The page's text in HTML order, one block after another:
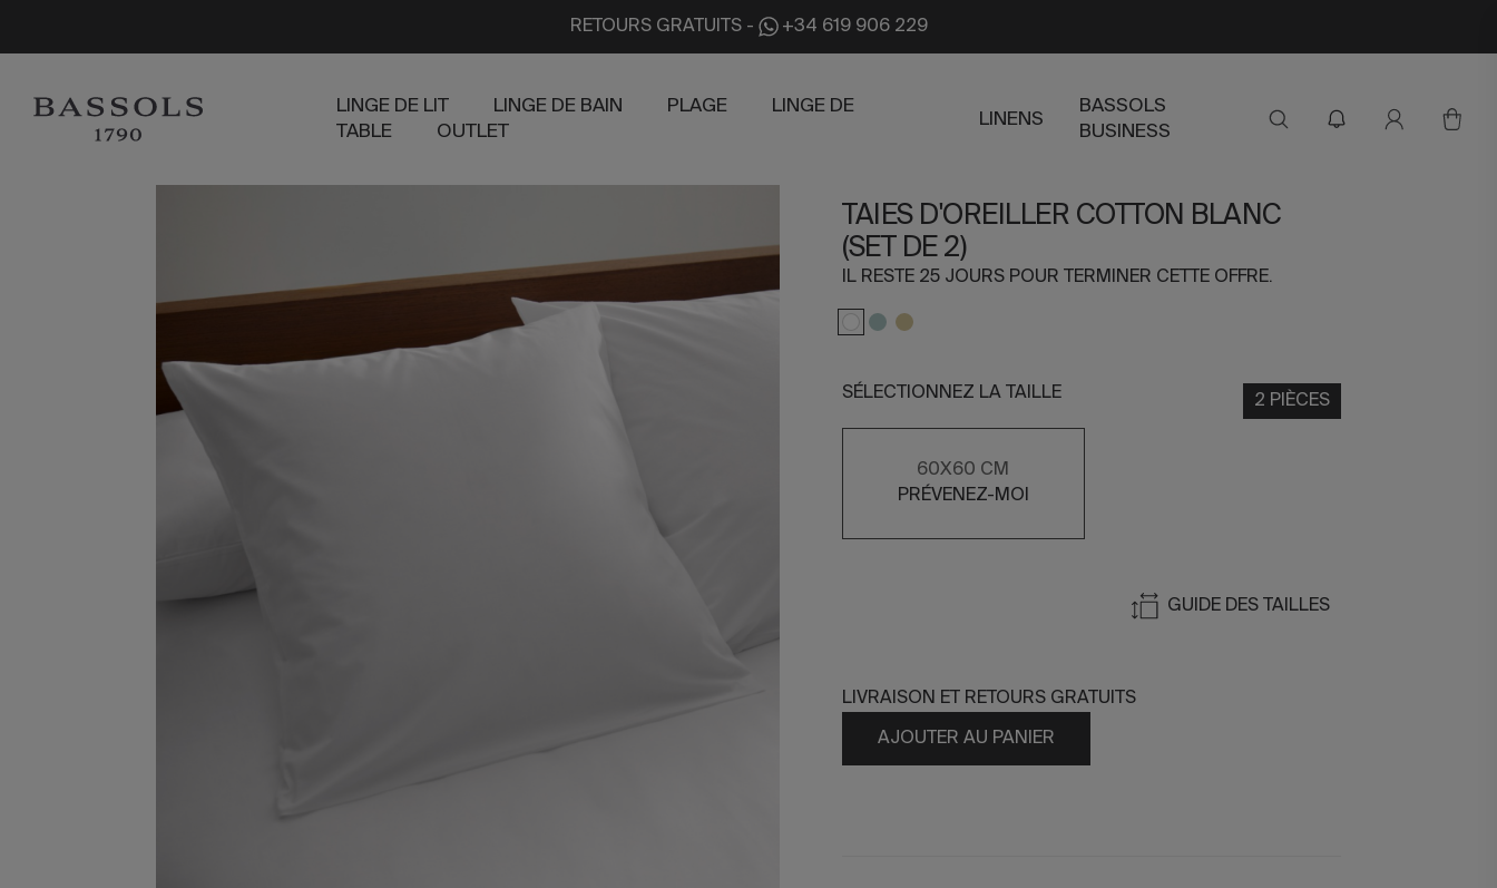
RETOURS GRATUITS- +34 619 906 229
LINGE DE LIT LINGE DE BAIN PLAGE
LINGE DE
TABLE
OUTLET
LINENS
BASSOLS
BUSINESS
TAIES D'OREILLER COTTON BLANC
(SET DE 2)
IL RESTE 25 JOURS POUR TERMINER CETTE OFFRE.
SÉLECTIONNEZ LA TAILLE 2 PIÈCES
60X60 CM
PRÉVENEZ-MOI
GUIDE DES TAILLES
LIVRAISON ET RETOURS GRATUITS
AJOUTER AU PANIER